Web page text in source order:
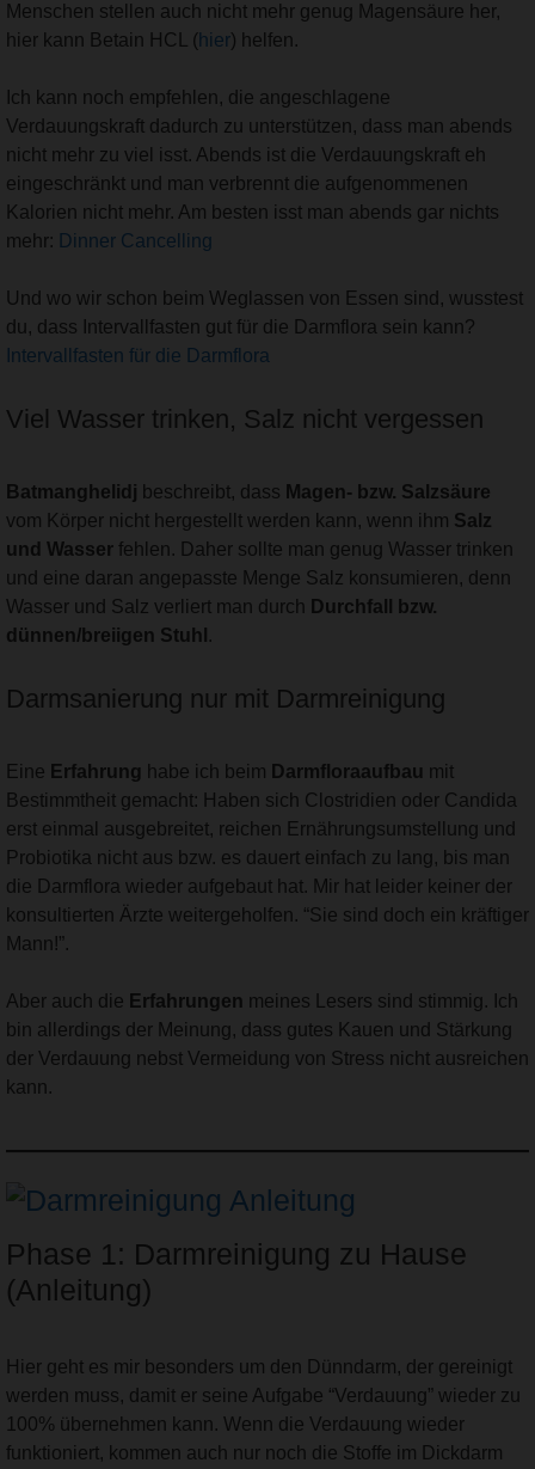
Menschen stellen auch nicht mehr genug Magensäure her,
hier kann Betain HCL ( hier) helfen.
Ich kann noch empfehlen, die angeschlagene
Verdauungskraft dadurch zu unterstützen, dass man abends
nicht mehr zu viel isst. Abends ist die Verdauungskraft eh
eingeschränkt und man verbrennt die aufgenommenen
Kalorien nicht mehr. Am besten isst man abends gar nichts
mehr: Dinner Cancelling
Und wo wir schon beim Weglassen von Essen sind, wusstest
du, dass Intervallfasten gut für die Darmflora sein kann?
Intervallfasten für die Darmflora
Viel Wasser trinken, Salz nicht vergessen
Batmanghelidj beschreibt, dass Magen- bzw. Salzsäure
vom Körper nicht hergestellt werden kann, wenn ihm Salz
und Wasser fehlen. Daher sollte man genug Wasser trinken
und eine daran angepasste Menge Salz konsumieren, denn
Wasser und Salz verliert man durch Durchfall bzw.
dünnen/breiigen Stuhl .
Darmsanierung nur mit Darmreinigung
Eine Erfahrung habe ich beim Darmfloraaufbau mit
Bestimmtheit gemacht: Haben sich Clostridien oder Candida
erst einmal ausgebreitet, reichen Ernährungsumstellung und
Probiotika nicht aus bzw. es dauert einfach zu lang, bis man
die Darmflora wieder aufgebaut hat. Mir hat leider keiner der
konsultierten Ärzte weitergeholfen. “Sie sind doch ein kräftiger
Mann!”.
Aber auch die Erfahrungen meines Lesers sind stimmig. Ich
bin allerdings der Meinung, dass gutes Kauen und Stärkung
der Verdauung nebst Vermeidung von Stress nicht ausreichen
kann.
Phase 1: Darmreinigung zu Hause
(Anleitung)
Hier geht es mir besonders um den Dünndarm, der gereinigt
werden muss, damit er seine Aufgabe “Verdauung” wieder zu
100% übernehmen kann. Wenn die Verdauung wieder
funktioniert, kommen auch nur noch die Stoffe im Dickdarm